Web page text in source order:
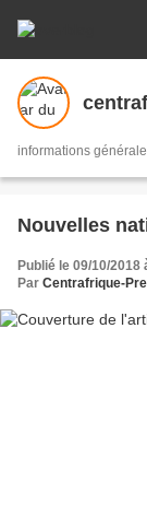
informations
Nouvelles
Publié le 09/10/2018
Par Centrafrique-